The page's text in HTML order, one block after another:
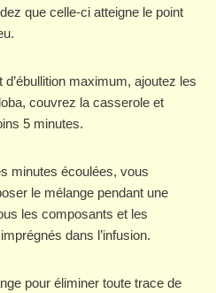
que celle-ci atteigne le point
d’ébullition maximum, ajoutez les
couvrez la casserole et
5 minutes.
minutes écoulées, vous
le mélange pendant une
les composants et les
dans l’infusion.
pour éliminer toute trace de